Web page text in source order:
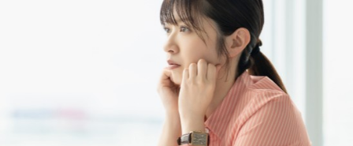
パーソナリティ：遠山大輔（グランジ）、潮紗理菜
https://www.tfm.co.jp/countdownjapan/
遠山：この楽曲はどこから作り始めました？
ほのか：「これ描いて死ね」は、マンガを描くことを題材に
した作品なんですけど、まずは原作を読みました。それで、0
から1にするときに、心のなかで薪をくべて火種を燃やしてい
く。そして、風が吹いてめちゃめちゃ燃えていくみたいな。
そういったものを絶やさずに「自分だけでやっていくぞ！」
――患者からの暴言や暴力に心が折れそうになりながらも、
過酷な現場で奮闘する看護師の相談に対し、江原は「意外な
ことを申し上げるようだけれど……」と前置きした上で、具体
的なアドバイスを提示しました。
江原：私はね、ちょっと意外なことを申し上げるようだけれ
ど、「体力」だと思います。やっぱり、ちゃんと食べて、よ
く寝る。で、やっぱり看護師さんって不規則でしょう？ 夜勤
とかね。いろいろとシフトがあるから、身体のコンディショ